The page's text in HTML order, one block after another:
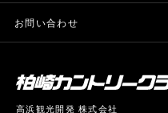
お問い合わせ
高浜観光開発 株式会社